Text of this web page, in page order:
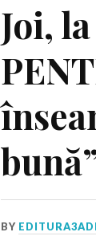
Joi,
BY